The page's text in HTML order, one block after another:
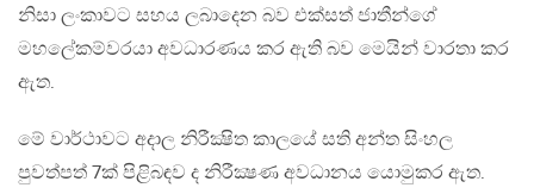
නිසා ලංකාවට සහය ලබාදෙන බව එක්සත් ජාතීන්ගේ
මහලේකම්වරයා අවධාරණය කර ඇති බව මෙයින් වාරතා කර
ඇත.
මේ වාර්ථාවට අදාල නිරීක්‍ෂිත කාලයේ සති අන්ත සිංහල
පුවත්පත් 7ක් පිළිබඳව ද නිරීක්‍ෂණ අවධානය යොමුකර ඇත.